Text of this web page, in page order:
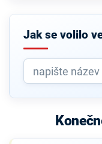
Jak se volilo